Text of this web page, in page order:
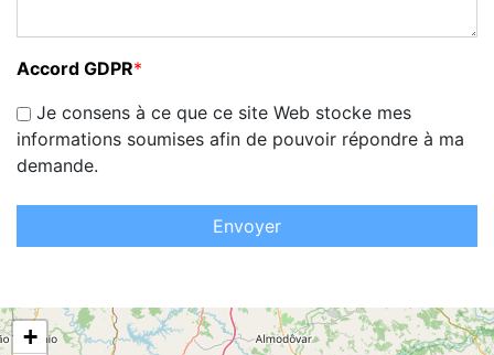
Accord GDPR*
Je consens à ce que ce site Web stocke mes
informations soumises afin de pouvoir répondre à ma
demande.
Envoyer
+